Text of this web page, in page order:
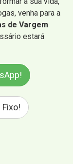
venha para a
de Vargem
estará